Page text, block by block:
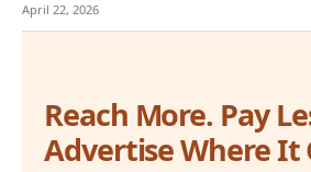
April 22, 2026
Reach More. Pay
Advertise Where It